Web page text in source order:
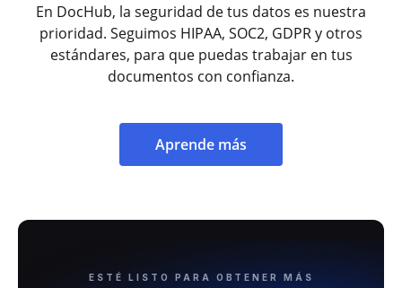
En DocHub, la seguridad de tus datos es nuestra
prioridad. Seguimos HIPAA, SOC2, GDPR y otros
estándares, para que puedas trabajar en tus
documentos con confianza.
Aprende más
ESTÉ LISTO PARA OBTENER MÁS